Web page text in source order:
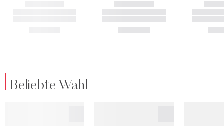
Beliebte Wahl